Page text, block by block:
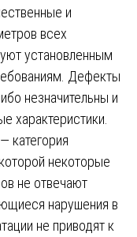
и
всех
установленным
Дефекты
незначительны и
характеристики.
категория
некоторые
не отвечают
нарушения в
не приводят к